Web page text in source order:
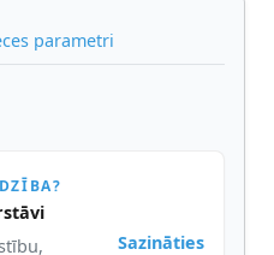
parametri
Sazināties